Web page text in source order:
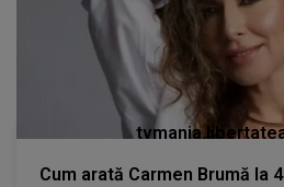
Cum arată Carmen Brumă la